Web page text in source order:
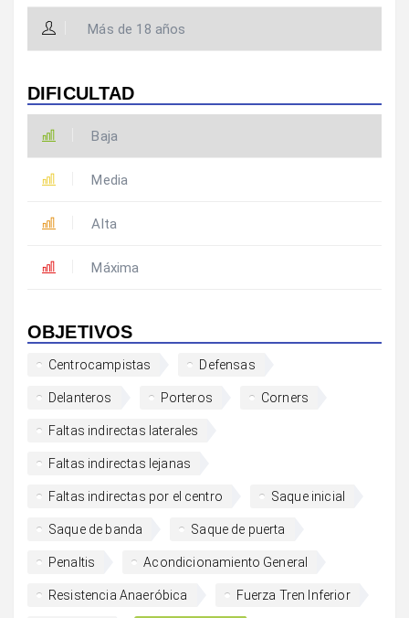
Más de 18 años
DIFICULTAD
Baja
Media
Alta
Máxima
OBJETIVOS
Centrocampistas Defensas
Delanteros Porteros Corners
Faltas indirectas laterales
Faltas indirectas lejanas
Faltas indirectas por el centro Saque inicial
Saque de banda Saque de puerta
Penaltis Acondicionamiento General
Resistencia Anaeróbica Fuerza Tren Inferior